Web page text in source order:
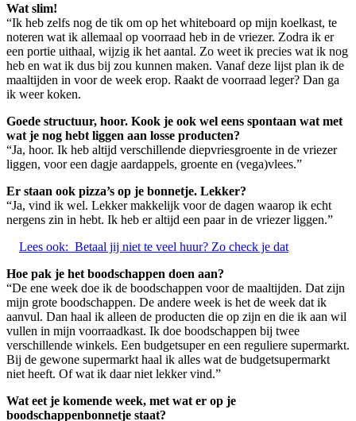
Wat slim!
“Ik heb zelfs nog de tik om op het whiteboard op mijn koelkast, te
noteren wat ik allemaal op voorraad heb in de vriezer. Zodra ik er
een portie uithaal, wijzig ik het aantal. Zo weet ik precies wat ik nog
heb en wat ik dus bij zou kunnen maken. Vanaf deze lijst plan ik de
maaltijden in voor de week erop. Raakt de voorraad leger? Dan ga
ik weer koken.
Goede structuur, hoor. Kook je ook wel eens spontaan wat met
wat je nog hebt liggen aan losse producten?
“Ja, hoor. Ik heb altijd verschillende diepvriesgroente in de vriezer
liggen, voor een dagje aardappels, groente en (vega)vlees.”
Er staan ook pizza’s op je bonnetje. Lekker?
“Ja, vind ik wel. Lekker makkelijk voor de dagen waarop ik echt
nergens zin in hebt. Ik heb er altijd een paar in de vriezer liggen.”
Lees ook: Betaal jij niet te veel huur? Zo check je dat
Hoe pak je het boodschappen doen aan?
“De ene week doe ik de boodschappen voor de maaltijden. Dat zijn
mijn grote boodschappen. De andere week is het de week dat ik
aanvul. Dan haal ik alleen de producten die op zijn en die ik aan wil
vullen in mijn voorraadkast. Ik doe boodschappen bij twee
verschillende winkels. Een budgetsuper en een reguliere supermarkt.
Bij de gewone supermarkt haal ik alles wat de budgetsupermarkt
niet heeft. Of wat ik daar niet lekker vind.”
Wat eet je komende week, met wat er op je
boodschappenbonnetje staat?